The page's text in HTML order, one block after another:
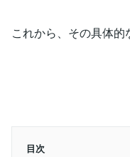
これから、その具体的
目次